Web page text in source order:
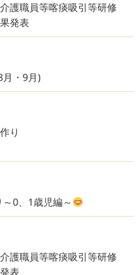
護職員等喀痰吸引等研修
発表
月・9月)
り
0、1歳児編～
護職員等喀痰吸引等研修
表